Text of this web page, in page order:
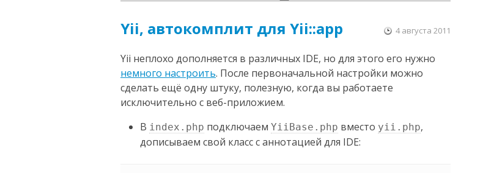
Yii, автокомплит для Yii::app 4 августа 2011
Yii неплохо дополняется в различных IDE, но для этого его нужно
немного настроить. После первоначальной настройки можно
сделать ещё одну штуку, полезную, когда вы работаете
исключительно с веб-приложием.
В index.php подключаем YiiBase.php вместо yii.php,
дописываем свой класс с аннотацией для IDE: